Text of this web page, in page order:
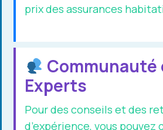
prix des assurances
Communauté
Experts
Pour des conseils et des
d’expérience, vous pouvez